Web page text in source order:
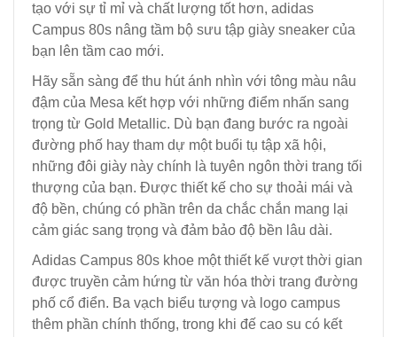
tạo với sự tỉ mỉ và chất lượng tốt hơn, adidas
Campus 80s nâng tầm bộ sưu tập giày sneaker của
bạn lên tầm cao mới.
Hãy sẵn sàng để thu hút ánh nhìn với tông màu nâu
đậm của Mesa kết hợp với những điểm nhấn sang
trọng từ Gold Metallic. Dù bạn đang bước ra ngoài
đường phố hay tham dự một buổi tụ tập xã hội,
những đôi giày này chính là tuyên ngôn thời trang tối
thượng của bạn. Được thiết kế cho sự thoải mái và
độ bền, chúng có phần trên da chắc chắn mang lại
cảm giác sang trọng và đảm bảo độ bền lâu dài.
Adidas Campus 80s khoe một thiết kế vượt thời gian
được truyền cảm hứng từ văn hóa thời trang đường
phố cổ điển. Ba vạch biểu tượng và logo campus
thêm phần chính thống, trong khi đế cao su có kết